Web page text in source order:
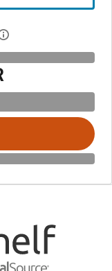
Apri la finestra di